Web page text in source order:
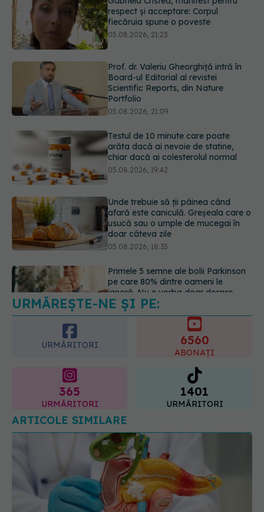
Board-ul Editorial al revistei
Scientific Reports, din Nature
Portfolio
Testul de 10 minute care poate
arăta dacă ai nevoie de statine,
chiar dacă ai colesterolul normal
05.08.2026, 19:42
Unde trebuie să ții pâinea când
afară este caniculă. Greșeala care o
usucă sau o umple de mucegai în
doar câteva zile
Primele 5 semne ale bolii Parkinson
pe care 80% dintre oameni le
ignoră. Nu e vorba doar despre
tremor
05.08.2026, 17:31
Gabriela Cristea, manifest pentru
respect și acceptare: Corpul
fiecăruia spune o poveste
05.08.2026, 21:23
URMĂREȘTE-NE ȘI PE:
URMĂRITORI
ABONAȚI
URMĂRITORI
1401
URMĂRITORI
ARTICOLE SIMILARE